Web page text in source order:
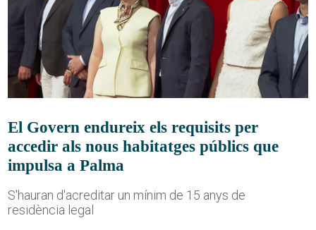
El Govern endureix els requisits per
accedir als nous habitatges públics que
impulsa a Palma
S'hauran d'acreditar un mínim de 15 anys de
residència legal